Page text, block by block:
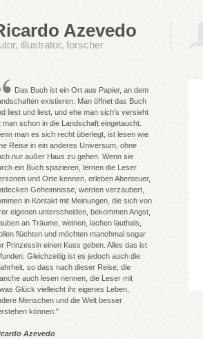
Azevedo
illustrator, forscher
Das Buch ist ein Ort aus Papier, an dem
existieren. Man öffnet das Buch
liest und liest, und ehe man sich's versieht
man schon in die Landschaft eingetaucht.
man es sich recht überlegt, ist lesen wie
Reise in ein anderes Universum, ohne
nur außer Haus zu gehen. Wenn sie
ein Buch spazieren, lernen die Leser
und Orte kennen, erleben Abenteuer,
Geheimnisse, werden verzaubert,
in Kontakt mit Meinungen, die sich von
eigenen unterscheiden, bekommen Angst,
an Träume, weinen, lachen lauthals,
flüchten und möchten manchmal sogar
Prinzessin einen Kuss geben. Alles das ist
Gleichzeitig ist es jedoch auch die
so dass nach dieser Reise, die
auch lesen nennen, die Leser mit
Glück vielleicht ihr eigenes Leben,
Menschen und die Welt besser
können."
Azevedo